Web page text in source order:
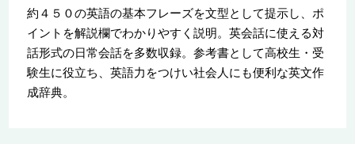
約４５０の英語の基本フレーズを文型として提示し、ポ
イントを解説欄でわかりやすく説明。英会話に使える対
話形式の日常会話を多数収録。参考書として高校生・受
験生に役立ち、英語力をつけい社会人にも便利な英文作
成辞典。